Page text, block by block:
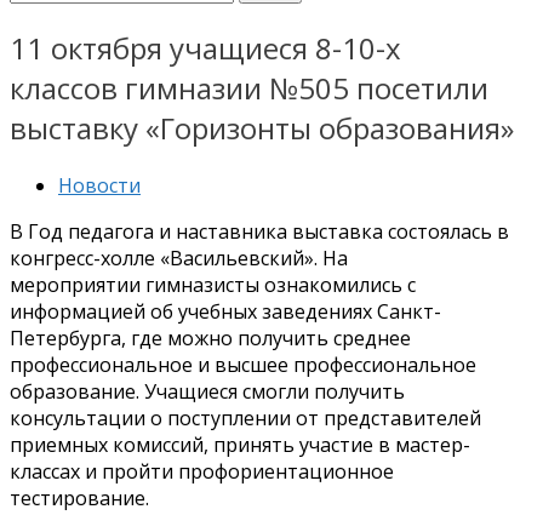
11 октября учащиеся 8-10-х
классов гимназии №505 посетили
выставку «Горизонты образования»
Новости
В Год педагога и наставника выставка состоялась в
конгресс-холле «Васильевский». На
мероприятии гимназисты ознакомились с
информацией об учебных заведениях Санкт-
Петербурга, где можно получить среднее
профессиональное и высшее профессиональное
образование. Учащиеся смогли получить
консультации о поступлении от представителей
приемных комиссий, принять участие в мастер-
классах и пройти профориентационное
тестирование.